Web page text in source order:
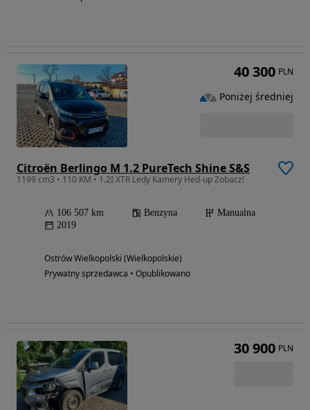
Citroën Berlingo M 1.2 PureTech Shine S&S
1199 cm3 • 110 KM • 1.2I XTR Ledy Kamery Hed-up Zobacz!
106 507 km Benzyna
Manualna
2019
Ostrów Wielkopolski (Wielkopolskie)
Prywatny sprzedawca • Opublikowano
40 300 PLN
Poniżej średniej
30 900 PLN